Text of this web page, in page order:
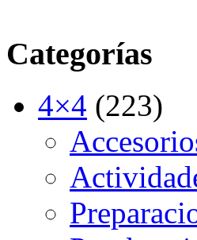
Categorías
4×4 (223)